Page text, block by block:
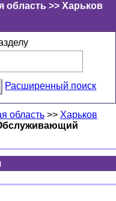
область >> Харьков
Расширенный поиск
область >> Харьков